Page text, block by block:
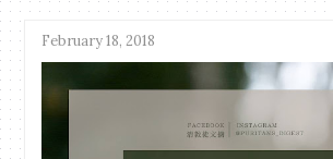
February 18, 2018